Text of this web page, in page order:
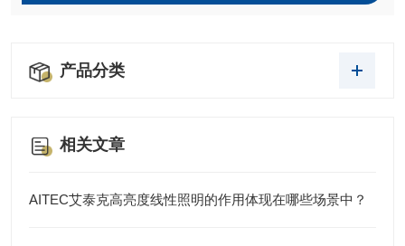
产品分类
相关文章
AITEC艾泰克高亮度线性照明的作用体现在哪些场景中？